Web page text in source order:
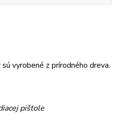
vyrobené z prírodného dreva.
pištole